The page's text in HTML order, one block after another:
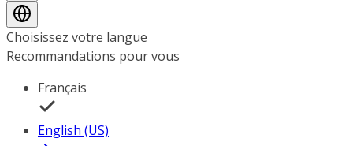
Choisissez votre langue
Recommandations pour vous
Français
English (US)